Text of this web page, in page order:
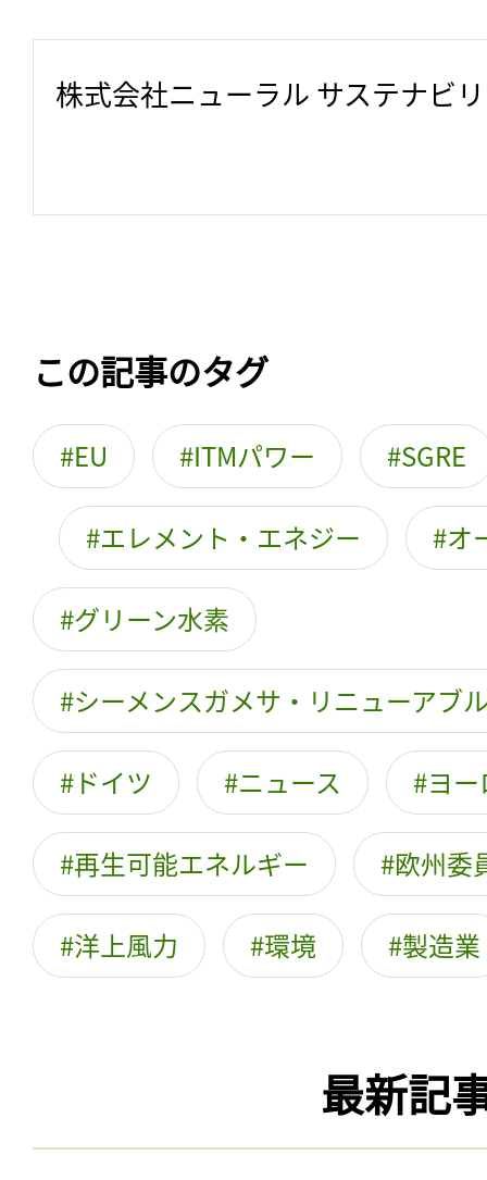
株式会社ニューラル サステナビ
この記事のタグ
EU ITMパワー SGRE
エレメント・エネジー オ
グリーン水素
シーメンスガメサ・リニューアブ
ドイツ ニュース ヨ
再生可能エネルギー 欧州委
洋上風力 環境 製造業
最新記